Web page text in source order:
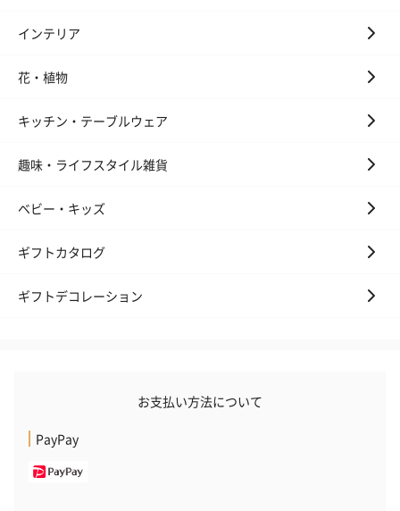
インテリア
花・植物
キッチン・テーブルウェア
趣味・ライフスタイル雑貨
ベビー・キッズ
ギフトカタログ
ギフトデコレーション
お支払い方法について
PayPay